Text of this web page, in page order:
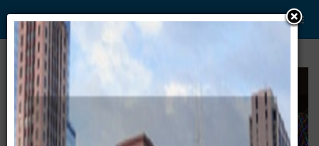
WWW. PABLO G PAEZ .COM
www . piramide digital . com